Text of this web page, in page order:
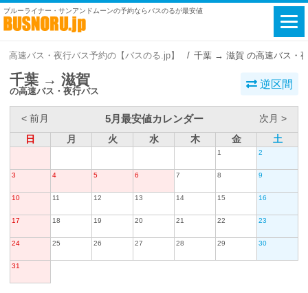
ブルーライナー・サンアンドムーンの予約ならバスのるが最安値
高速バス・夜行バス予約の【バスのる.jp】 千葉 → 滋賀 の高速バス・
千葉 → 滋賀
の高速バス・夜行バス
逆区間
< 前月 5月最安値カレンダー
次月 >
日
月 火 水 木 金 土
1 2
3 4 5 6 7 8 9
10 11 12 13 14 15 16
17 18 19 20 21 22 23
24 25 26 27 28 29 30
31